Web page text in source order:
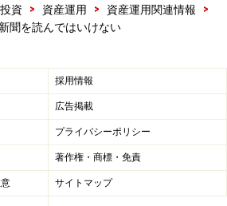
は寝てはいけない＞
すが、朝の電車の中で眠ったりぼ
にはとても気持ち悪く感じます。
投資 > 資産運用 > 資産運用関連情報
>
聞を読んではいけない
採用情報
広告掲載
プライバシーポリシー
著作権・商標・免責
サイトマップ